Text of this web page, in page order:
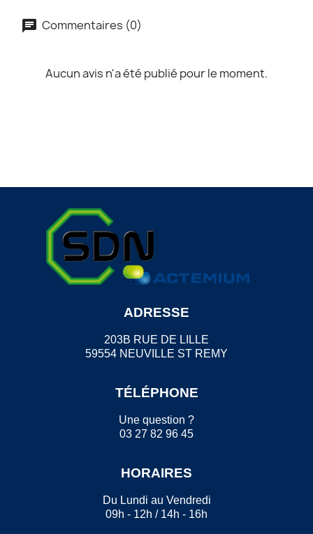
Commentaires (0)
Aucun avis n'a été publié pour le moment.
ADRESSE
203B RUE DE LILLE
59554 NEUVILLE ST REMY
TÉLÉPHONE
Une question ?
03 27 82 96 45
HORAIRES
Du Lundi au Vendredi
09h - 12h / 14h - 16h